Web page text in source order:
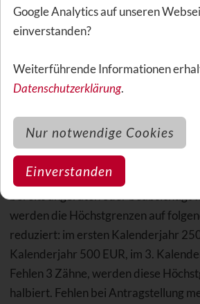
Wartezeit
In diesem Tarif gibt es keine
Fehlende Zähne
Ein fehlender Zahn wird ohne
mitversichert, sofern der Ersatz bei
bereits angeraten oder beabsichtigt
werden die Höchstgrenzen auf
reduziert: im ersten Kalenderjahr
Kalenderjahr 500 EUR, im 3.
Fehlen 3 Zähne, werden diese
halbiert. Fehlen bei Antragstellung
Google Analytics auf unseren
einverstanden?
Weiterführende Informationen
Datenschutzerklärung.
Nur notwendige Cookies
Einverstanden